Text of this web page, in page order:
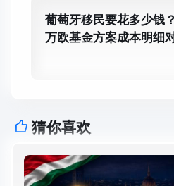
葡萄牙移民要花多少钱
万欧基金方案成本明细
猜你喜欢